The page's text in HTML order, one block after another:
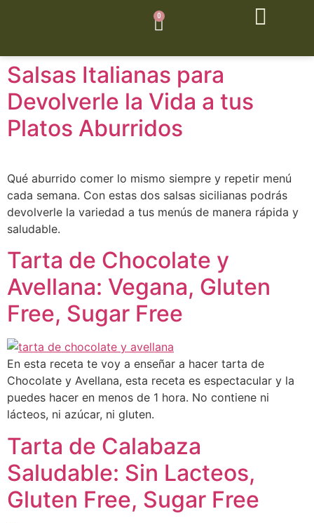
0
Salsas Italianas para
Devolverle la Vida a tus
Platos Aburridos
Qué aburrido comer lo mismo siempre y repetir menú
cada semana. Con estas dos salsas sicilianas podrás
devolverle la variedad a tus menús de manera rápida y
saludable.
Tarta de Chocolate y
Avellana: Vegana, Gluten
Free, Sugar Free
En esta receta te voy a enseñar a hacer tarta de
Chocolate y Avellana, esta receta es espectacular y la
puedes hacer en menos de 1 hora. No contiene ni
lácteos, ni azúcar, ni gluten.
Tarta de Calabaza
Saludable: Sin Lacteos,
Gluten Free, Sugar Free